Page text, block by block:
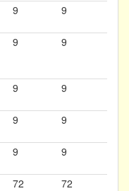
9 9
9 9
9 9
9 9
9 9
72 72